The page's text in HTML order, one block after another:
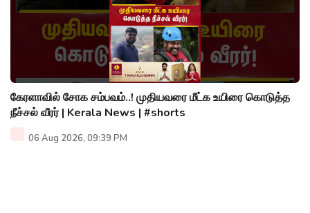
கேரளாவில் சோக சம்பவம்..! முதியவரை மீட்க உயிரை கொடுத்த
நீச்சல் வீரர் | Kerala News | #shorts
06 Aug 2026, 09:39 PM